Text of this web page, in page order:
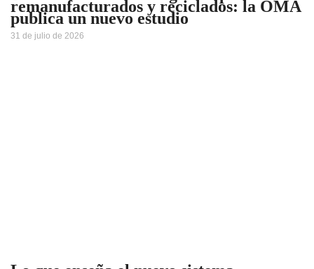
remanufacturados y reciclados: la OMA
publica un nuevo estudio
31 de julio de 2026